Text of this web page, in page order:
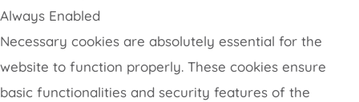
Always Enabled
Necessary cookies are absolutely essential for the
website to function properly. These cookies ensure
basic functionalities and security features of the